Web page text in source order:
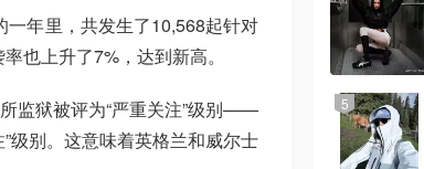
一年里，共发生了10,568起针对
也上升了7%，达到新高。
监狱被评为“严重关注”级别——
级别。这意味着英格兰和威尔士